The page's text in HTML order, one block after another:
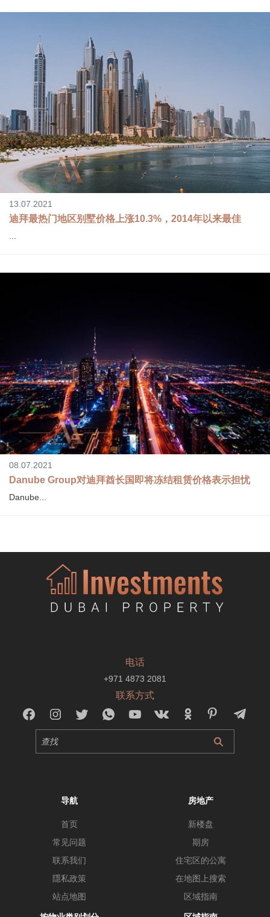
13.07.2021
迪拜最热门地区别墅价格上涨10.3%，2014年以来最佳
...
08.07.2021
Danube Group对迪拜酋长国即将冻结租赁价格表示担忧
Danube...
电话
+971 4873 2081
联系方式
导航
首页
常见问题
联系我们
隱私政策
站点地图
房地产
新楼盘
期房
住宅区的公寓
在地图上搜索
区域指南